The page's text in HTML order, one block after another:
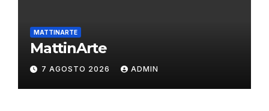
MATTINARTE
MattinArte
7 AGOSTO 2026 ADMIN